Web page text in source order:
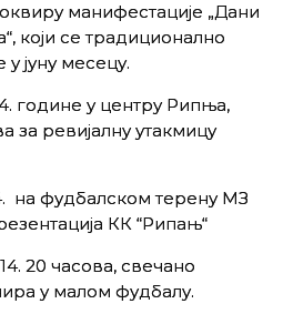
манифестације „Дани
који се традиционално
јуну месецу.
године у центру Рипња,
за ревијалну утакмицу
на фудбалском терену МЗ
КК “Рипањ“
20 часова, свечано
у малом фудбалу.